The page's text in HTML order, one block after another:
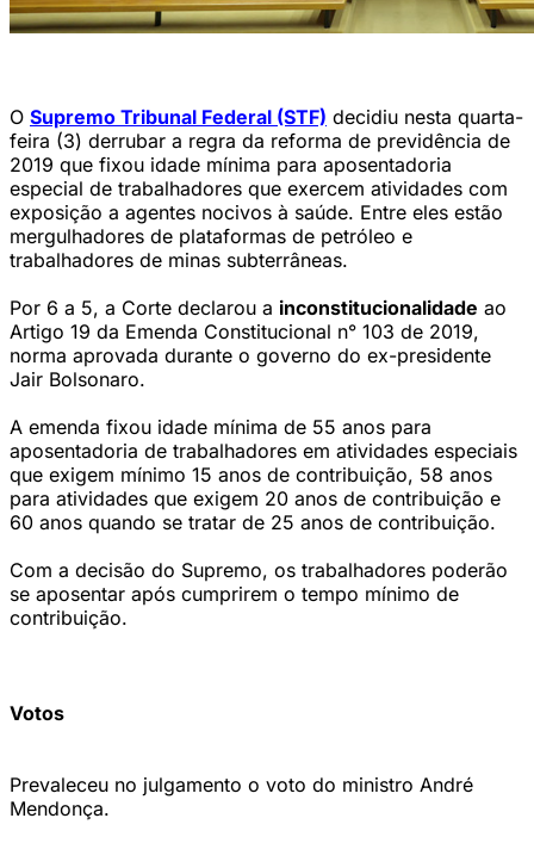
O Supremo Tribunal Federal (STF) decidiu nesta quarta-
feira (3) derrubar a regra da reforma de previdência de
2019 que fixou idade mínima para aposentadoria
especial de trabalhadores que exercem atividades com
exposição a agentes nocivos à saúde. Entre eles estão
mergulhadores de plataformas de petróleo e
trabalhadores de minas subterrâneas.
Por 6 a 5, a Corte declarou a inconstitucionalidade ao
Artigo 19 da Emenda Constitucional n° 103 de 2019,
norma aprovada durante o governo do ex-presidente
Jair Bolsonaro.
A emenda fixou idade mínima de 55 anos para
aposentadoria de trabalhadores em atividades especiais
que exigem mínimo 15 anos de contribuição, 58 anos
para atividades que exigem 20 anos de contribuição e
60 anos quando se tratar de 25 anos de contribuição.
Com a decisão do Supremo, os trabalhadores poderão
se aposentar após cumprirem o tempo mínimo de
contribuição.
Votos
Prevaleceu no julgamento o voto do ministro André
Mendonça.